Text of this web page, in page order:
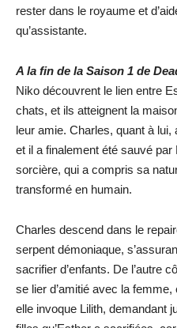
rester dans le royaume et
qu’assistante.
A la fin de la Saison 1 de
Niko découvrent le lien entre
chats, et ils atteignent la
leur amie. Charles, quant à
et il a finalement été sauvé
sorcière, qui a compris sa
transformé en humain.
Charles descend dans le
serpent démoniaque,
sacrifier d’enfants. De l’autre
se lier d’amitié avec la
elle invoque Lilith, demandant